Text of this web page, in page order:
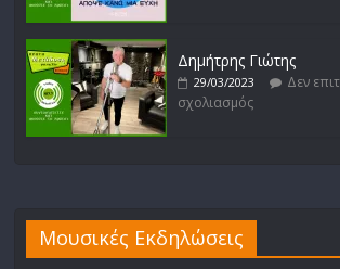
Δημήτρης Γιώτης
29/03/2023
Δεν
σχολιασμός
Μουσικές Εκδηλώσεις